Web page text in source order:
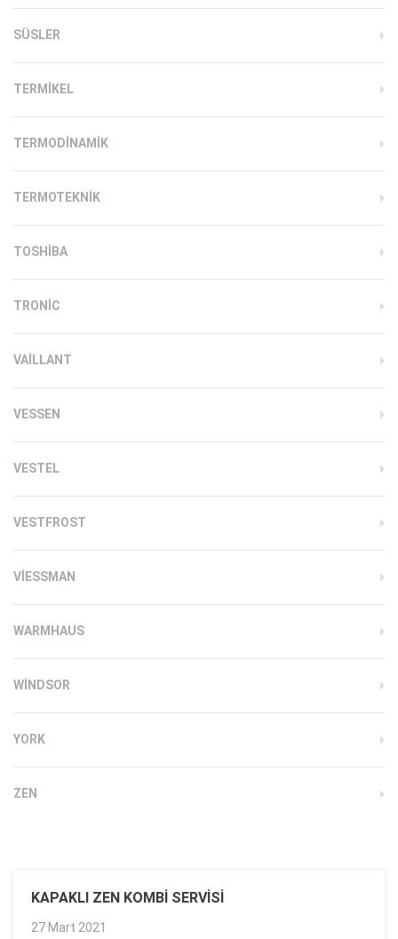
SÜSLER
TERMIKEL
TERMODINAMIK
TERMOTEKNIK
TOSHIBA
TRONIC
VAILLANT
VESSEN
VESTEL
VESTFROST
VIESSMAN
WARMHAUS
WINDSOR
YORK
ZEN
KAPAKLI ZEN KOMBI SERVISI
27 Mart 2021